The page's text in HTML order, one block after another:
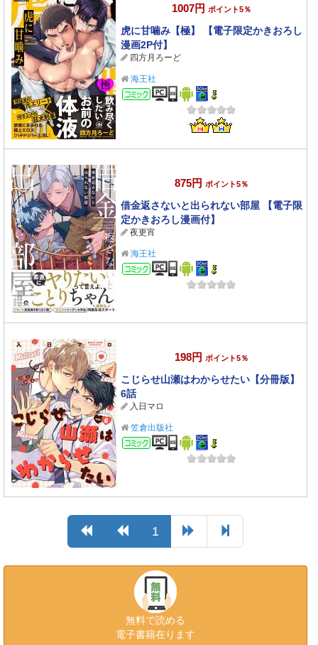
1007円 ポイント5％
虎に甘噛み【極】 【電子限定かきおろし
漫画2P付】
四方月ろーど
海王社
コミック
875円 ポイント5％
借金返さないと出られない部屋 【電子限
定かきおろし漫画付】
夜更宵
海王社
コミック
198円 ポイント5％
こじらせ山瀬はわからせたい【分冊版】
6話
入日マロ
笠倉出版社
コミック
1
無料で読める
電子書籍在ります